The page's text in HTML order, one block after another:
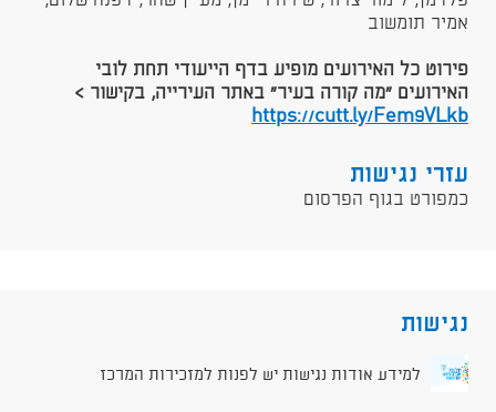
אמיר תומשוב
פירוט כל האירועים מופיע בדף הייעודי תחת לובי
האירועים "מה קורה בעיר" באתר העירייה, בקישור >
https://cutt.ly/Fem9VLkb​
עזרי נגישות
כמפורט בגוף הפרסום
נגישות
למידע אודות נגישות יש לפנות למזכירות המרכז